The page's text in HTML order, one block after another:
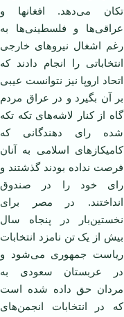
تکان می‌دهد. افغانها و
عراقی‌ها و فلسطينی‌ها به
رغم اشغال نيروهای خارجی
انتخاباتی را انجام دادند که
اتحاد اروپا نيز نتوانست عيبی
بر آن بگيرد و در عراق مردم
گاه از کنار لاشه‌های تکه تکه
شده رای دهندگانی که
کاميکازهای اسلامی به آنان
فرصت نداده بودند گذشتند و
رای خود را در صندوق
انداختند. در مصر برای
نخستين‌بار در پنجاه سال
بيش از يک تن نامزد انتخابات
رياست جمهوری می‌شود و
در عربستان سعودی به
مردان حق داده شده است
که در انتخابات انجمن‌های